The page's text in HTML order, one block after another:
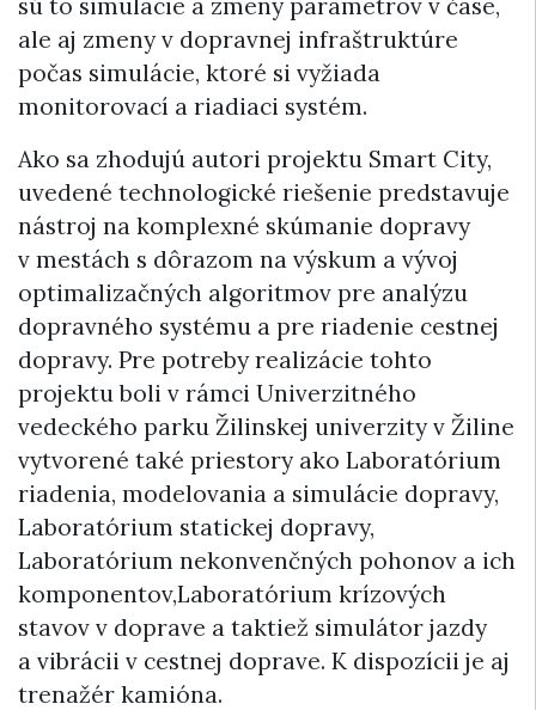
ale aj zmeny v dopravnej infraštruktúre
počas simulácie, ktoré si vyžiada
monitorovací a riadiaci systém.
Ako sa zhodujú autori projektu Smart City,
uvedené technologické riešenie predstavuje
nástroj na komplexné skúmanie dopravy
v mestách s dôrazom na výskum a vývoj
optimalizačných algoritmov pre analýzu
dopravného systému a pre riadenie cestnej
dopravy. Pre potreby realizácie tohto
projektu boli v rámci Univerzitného
vedeckého parku Žilinskej univerzity v Žiline
vytvorené také priestory ako Laboratórium
riadenia, modelovania a simulácie dopravy,
Laboratórium statickej dopravy,
Laboratórium nekonvenčných pohonov a ich
komponentov,Laboratórium krízových
stavov v doprave a taktiež simulátor jazdy
a vibrácii v cestnej doprave. K dispozícii je aj
trenažér kamióna.